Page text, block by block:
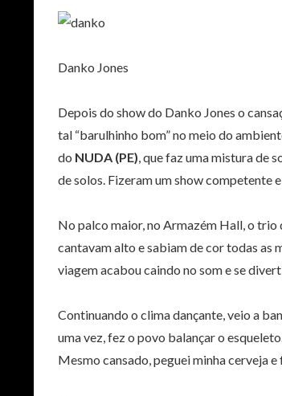
Danko Jones
Depois do show do Danko Jones o
tal “barulhinho bom” no meio do
do NUDA (PE), que faz uma mistura de
de solos. Fizeram um show competente
No palco maior, no Armazém Hall, o trio
cantavam alto e sabiam de cor todas as
viagem acabou caindo no som e se
Continuando o clima dançante, veio a
uma vez, fez o povo balançar o
Mesmo cansado, peguei minha cerveja